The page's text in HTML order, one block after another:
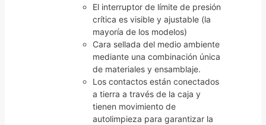
El interruptor de límite de presión
crítica es visible y ajustable (la
mayoría de los modelos)
Cara sellada del medio ambiente
mediante una combinación única
de materiales y ensamblaje.
Los contactos están conectados
a tierra a través de la caja y
tienen movimiento de
autolimpieza para garantizar la